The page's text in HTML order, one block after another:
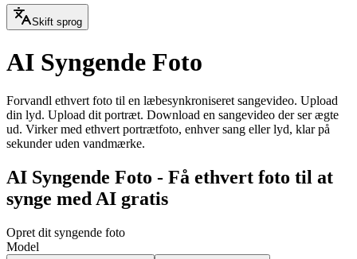
Skift sprog
AI Syngende Foto
Forvandl ethvert foto til en læbesynkroniseret sangevideo. Upload
din lyd. Upload dit portræt. Download en sangevideo der ser ægte
ud. Virker med ethvert portrætfoto, enhver sang eller lyd, klar på
sekunder uden vandmærke.
AI Syngende Foto - Få ethvert foto til at
synge med AI gratis
Opret dit syngende foto
Model